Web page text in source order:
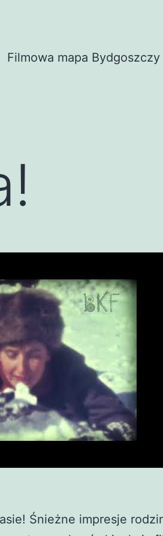
Filmowa mapa Bydgoszczy
Śnieżne impresje